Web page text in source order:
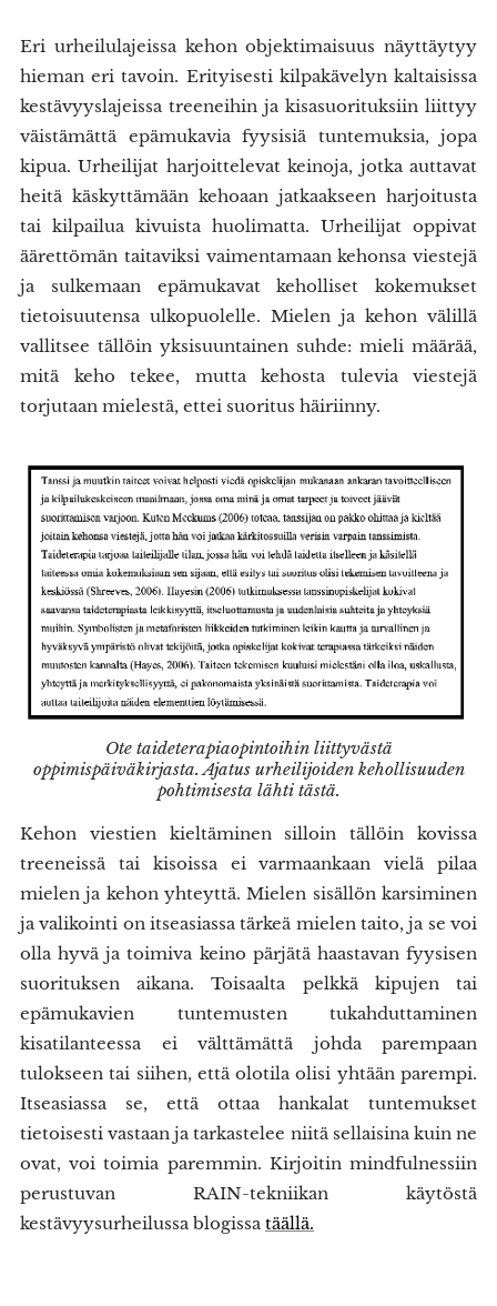
Eri urheilulajeissa kehon objektimaisuus näyttäytyy
hieman eri tavoin. Erityisesti kilpakävelyn kaltaisissa
kestävyyslajeissa treeneihin ja kisasuorituksiin liittyy
väistämättä epämukavia fyysisiä tuntemuksia, jopa
kipua. Urheilijat harjoittelevat keinoja, jotka auttavat
heitä käskyttämään kehoaan jatkaakseen harjoitusta
tai kilpailua kivuista huolimatta. Urheilijat oppivat
äärettömän taitaviksi vaimentamaan kehonsa viestejä
ja sulkemaan epämukavat keholliset kokemukset
tietoisuutensa ulkopuolelle. Mielen ja kehon välillä
vallitsee tällöin yksisuuntainen suhde: mieli määrää,
mitä keho tekee, mutta kehosta tulevia viestejä
torjutaan mielestä, ettei suoritus häiriinny.
Ote taideterapiaopintoihin liittyvästä
oppimispäiväkirjasta. Ajatus urheilijoiden kehollisuuden
pohtimisesta lähti tästä.
Kehon viestien kieltäminen silloin tällöin kovissa
treeneissä tai kisoissa ei varmaankaan vielä pilaa
mielen ja kehon yhteyttä. Mielen sisällön karsiminen
ja valikointi on itseasiassa tärkeä mielen taito, ja se voi
olla hyvä ja toimiva keino pärjätä haastavan fyysisen
suorituksen aikana. Toisaalta pelkkä kipujen tai
epämukavien tuntemusten tukahduttaminen
kisatilanteessa ei välttämättä johda parempaan
tulokseen tai siihen, että olotila olisi yhtään parempi.
Itseasiassa se, että ottaa hankalat tuntemukset
tietoisesti vastaan ja tarkastelee niitä sellaisina kuin ne
ovat, voi toimia paremmin. Kirjoitin mindfulnessiin
perustuvan RAIN-tekniikan käytöstä
kestävyysurheilussa blogissatäällä.